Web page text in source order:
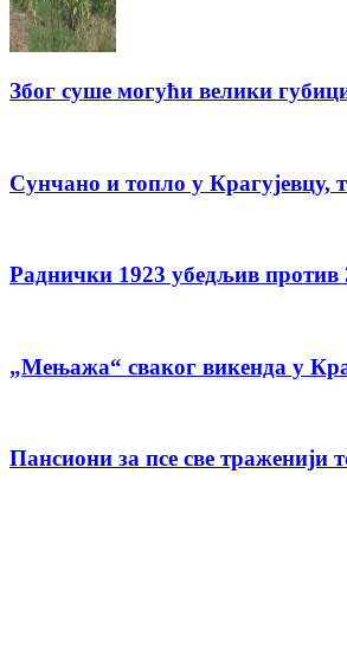
Због суше могући велики
Сунчано и топло у Крагујевцу,
Раднички 1923 убедљив против
„Мењажа“ сваког викенда у
Пансиони за псе све траженији